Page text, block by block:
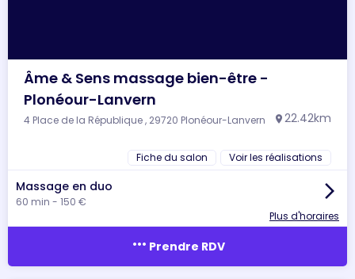
Âme & Sens massage bien-être -
Plonéour-Lanvern
4 Place de la République , 29720 Plonéour-Lanvern location_on 22.42km
Fiche du salon Voir les réalisations
Massage en duo
60 min - 150 €
arrow_forward_ios
Plus d'horaires
more_horiz Prendre RDV